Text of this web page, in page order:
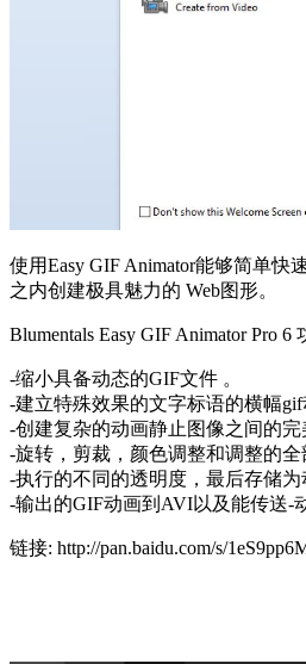
使用Easy GIF Animator能够简单
之内创建极具魅力的 Web图形。
Blumentals Easy GIF Animator Pro 6
-缩小具备动态的GIF文件 。
-建立特殊效果的文字标语的横幅gif
-创建复杂的动画静止图像之间的完
-旋转，剪裁，颜色调整和调整的全
-执行的不同的透明度，最后存储为
-输出的GIF动画到AVI以及能传送-
链接: http://pan.baidu.com/s/